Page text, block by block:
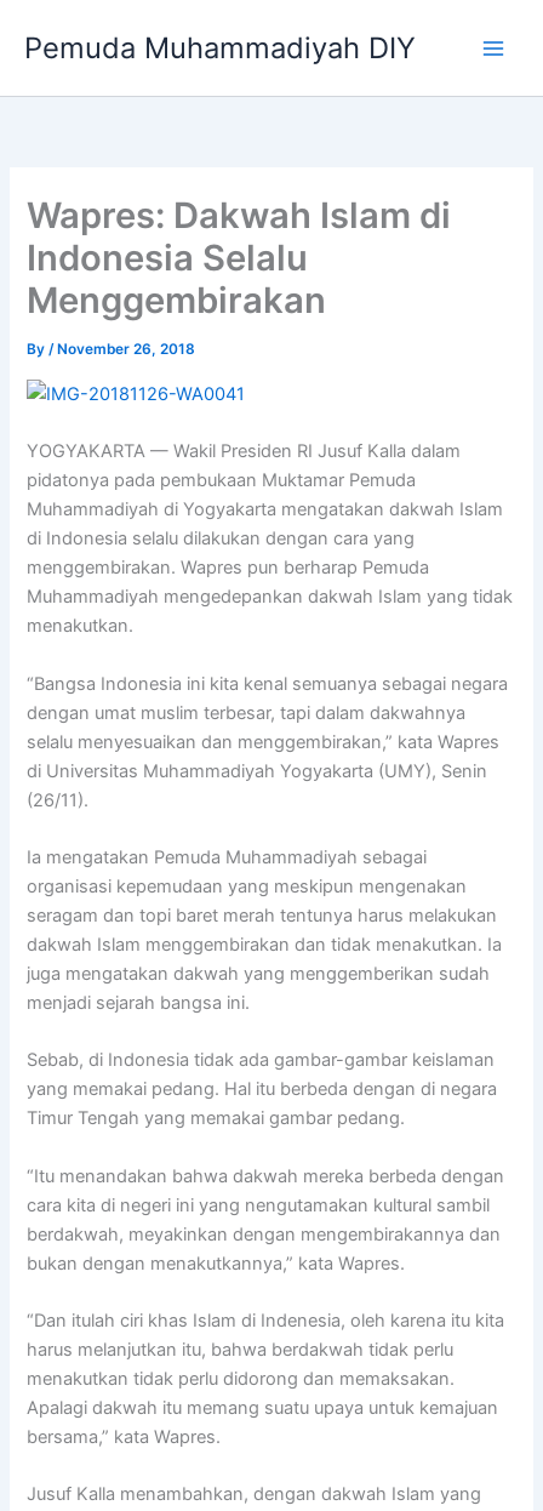
Pemuda Muhammadiyah DIY
Wapres: Dakwah Islam di
Indonesia Selalu
Menggembirakan
By/ November 26, 2018
YOGYAKARTA — Wakil Presiden RI Jusuf Kalla dalam
pidatonya pada pembukaan Muktamar Pemuda
Muhammadiyah di Yogyakarta mengatakan dakwah Islam
di Indonesia selalu dilakukan dengan cara yang
menggembirakan. Wapres pun berharap Pemuda
Muhammadiyah mengedepankan dakwah Islam yang tidak
menakutkan.
“Bangsa Indonesia ini kita kenal semuanya sebagai negara
dengan umat muslim terbesar, tapi dalam dakwahnya
selalu menyesuaikan dan menggembirakan,” kata Wapres
di Universitas Muhammadiyah Yogyakarta (UMY), Senin
(26/11).
Ia mengatakan Pemuda Muhammadiyah sebagai
organisasi kepemudaan yang meskipun mengenakan
seragam dan topi baret merah tentunya harus melakukan
dakwah Islam menggembirakan dan tidak menakutkan. Ia
juga mengatakan dakwah yang menggemberikan sudah
menjadi sejarah bangsa ini.
Sebab, di Indonesia tidak ada gambar-gambar keislaman
yang memakai pedang. Hal itu berbeda dengan di negara
Timur Tengah yang memakai gambar pedang.
“Itu menandakan bahwa dakwah mereka berbeda dengan
cara kita di negeri ini yang nengutamakan kultural sambil
berdakwah, meyakinkan dengan mengembirakannya dan
bukan dengan menakutkannya,” kata Wapres.
“Dan itulah ciri khas Islam di Indenesia, oleh karena itu kita
harus melanjutkan itu, bahwa berdakwah tidak perlu
menakutkan tidak perlu didorong dan memaksakan.
Apalagi dakwah itu memang suatu upaya untuk kemajuan
bersama,” kata Wapres.
Jusuf Kalla menambahkan, dengan dakwah Islam yang